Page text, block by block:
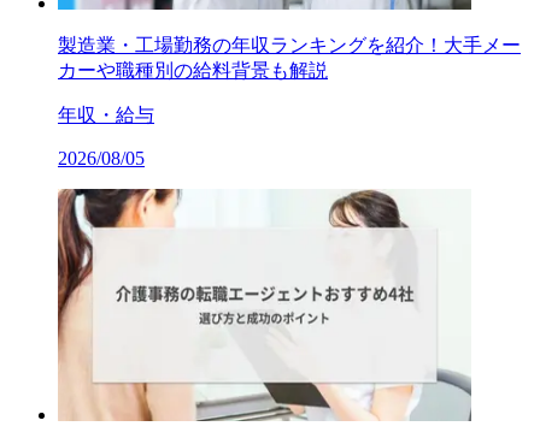
製造業・工場勤務の年収ランキングを紹介！大手メー
カーや職種別の給料背景も解説
年収・給与
2026/08/05